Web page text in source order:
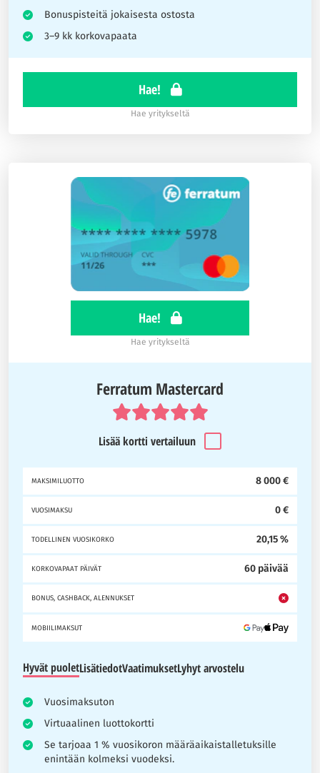
Bonuspisteitä jokaisesta ostosta
3–9 kk korkovapaata
Hae!
Hae yritykseltä
Hae!
Hae yritykseltä
Ferratum Mastercard
Lisää kortti vertailuun
MAKSIMILUOTTO 8 000 €
VUOSIMAKSU 0 €
TODELLINEN VUOSIKORKO 20,15 %
KORKOVAPAAT PÄIVÄT 60 päivää
BONUS, CASHBACK, ALENNUKSET
MOBIILIMAKSUT
Hyvät puoletLisätiedotVaatimuksetLyhyt arvostelu
Vuosimaksuton
Virtuaalinen luottokortti
Se tarjoaa 1 % vuosikoron määräaikaistalletuksille
enintään kolmeksi vuodeksi.